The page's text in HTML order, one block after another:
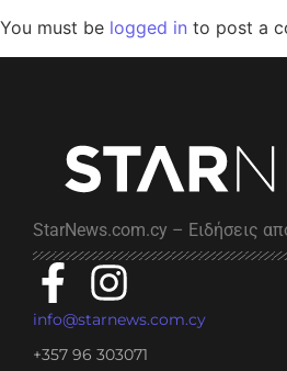
You must be logged in to post a
StarNews.com.cy – Ειδήσεις
info@starnews.com.cy
+357 96 303071